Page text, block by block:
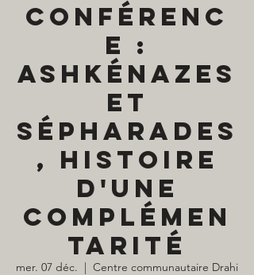
Conférenc
e :
Ashkénazes
et
Sépharades
, Histoire
d'une
complémen
tarité
mer. 07 déc.
  |
Centre communautaire Drahi